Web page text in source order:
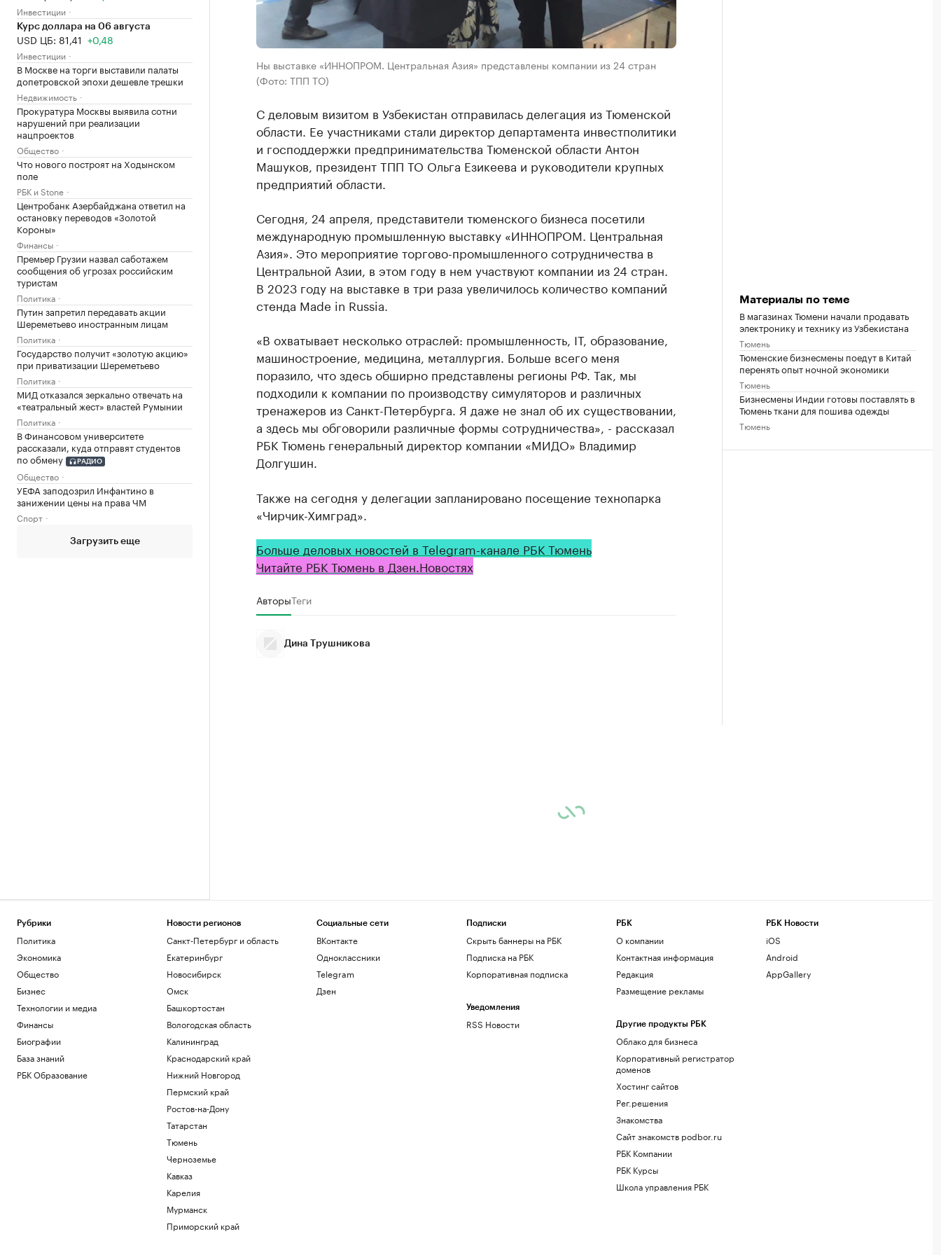
Инвестиции
Курс доллара на 06 августа
USD ЦБ: 81,41 +0,48
Инвестиции
В Москве на торги выставили палаты
допетровской эпохи дешевле трешки
Недвижимость
Прокуратура Москвы выявила сотни
нарушений при реализации
нацпроектов
Общество
Что нового построят на Ходынском
поле
РБК и Stone
Центробанк Азербайджана ответил на
остановку переводов «Золотой
Короны»
Финансы
Премьер Грузии назвал саботажем
сообщения об угрозах российским
туристам
Политика
Путин запретил передавать акции
Шереметьево иностранным лицам
Политика
Государство получит «золотую акцию»
при приватизации Шереметьево
Политика
МИД отказался зеркально отвечать на
«театральный жест» властей Румынии
Политика
В Финансовом университете
рассказали, куда отправят студентов
по обмену
РАДИО
Общество
УЕФА заподозрил Инфантино в
занижении цены на права ЧМ
Спорт
Загрузить еще
Ны выставке «ИННОПРОМ. Центральная Азия» представлены компании из 24 стран
(Фото: ТПП ТО)
С деловым визитом в Узбекистан отправилась делегация из Тюменской
области. Ее участниками стали директор департамента инвестполитики
и господдержки предпринимательства Тюменской области Антон
Машуков, президент ТПП ТО Ольга Езикеева и руководители крупных
предприятий области.
Сегодня, 24 апреля, представители тюменского бизнеса посетили
международную промышленную выставку «ИННОПРОМ. Центральная
Азия». Это мероприятие торгово-промышленного сотрудничества в
Центральной Азии, в этом году в нем участвуют компании из 24 стран.
В 2023 году на выставке в три раза увеличилось количество компаний
стенда Made in Russia.
«В охватывает несколько отраслей: промышленность, IT, образование,
машиностроение, медицина, металлургия. Больше всего меня
поразило, что здесь обширно представлены регионы РФ. Так, мы
подходили к компании по производству симуляторов и различных
тренажеров из Санкт-Петербурга. Я даже не знал об их существовании,
а здесь мы обговорили различные формы сотрудничества», - рассказал
РБК Тюмень генеральный директор компании «МИДО» Владимир
Долгушин.
Также на сегодня у делегации запланировано посещение технопарка
«Чирчик-Химград».
Больше деловых новостей в Telegram-канале РБК Тюмень
Читайте РБК Тюмень в Дзен.Новостях
АвторыТеги
Дина Трушникова
Материалы по теме
В магазинах Тюмени начали продавать
электронику и технику из Узбекистана
Тюмень
Тюменские бизнесмены поедут в Китай
перенять опыт ночной экономики
Тюмень
Бизнесмены Индии готовы поставлять в
Тюмень ткани для пошива одежды
Тюмень
Рубрики
Политика
Экономика
Общество
Бизнес
Технологии и медиа
Финансы
Биографии
База знаний
РБК Образование
Новости регионов
Санкт-Петербург и область
Екатеринбург
Новосибирск
Омск
Башкортостан
Вологодская область
Калининград
Краснодарский край
Нижний Новгород
Пермский край
Ростов-на-Дону
Татарстан
Тюмень
Черноземье
Кавказ
Карелия
Мурманск
Приморский край
Социальные сети
ВКонтакте
Одноклассники
Telegram
Дзен
Подписки
Скрыть баннеры на РБК
Подписка на РБК
Корпоративная подписка
Уведомления
RSS Новости
РБК
О компании
Контактная информация
Редакция
Размещение рекламы
Другие продукты РБК
Облако для бизнеса
Корпоративный регистратор
доменов
Хостинг сайтов
Рег.решения
Знакомства
Сайт знакомств podbor.ru
РБК Компании
РБК Курсы
Школа управления РБК
РБК Новости
iOS
Android
AppGallery